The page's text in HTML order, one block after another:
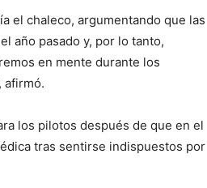
el chaleco, argumentando que las
año pasado y, por lo tanto,
en mente durante los
afirmó.
los pilotos después de que en el
tras sentirse indispuestos por